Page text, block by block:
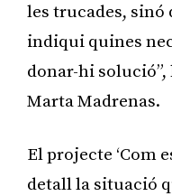
les trucades, sinó
indiqui quines
donar-hi solució”,
Marta Madrenas.
El projecte ‘Com
detall la situació